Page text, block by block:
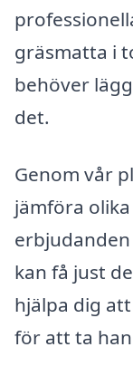
gräsmatta i
behöver
det.
Genom vår
jämföra
kan få just
hjälpa dig
för att ta